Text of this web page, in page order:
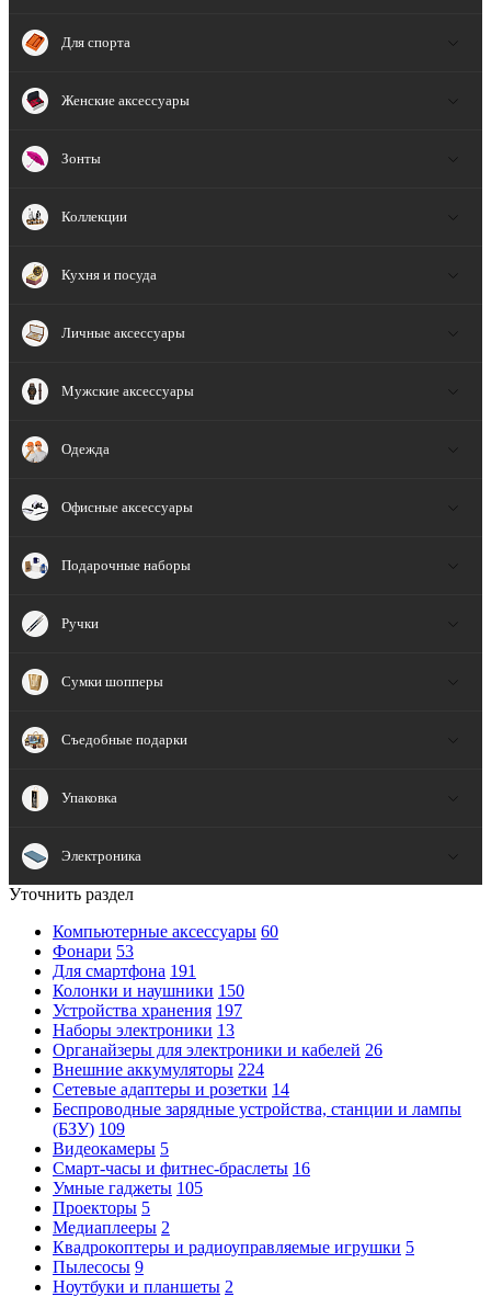
Для спорта
Женские аксессуары
Зонты
Коллекции
Кухня и посуда
Личные аксессуары
Мужские аксессуары
Одежда
Офисные аксессуары
Подарочные наборы
Ручки
Сумки шопперы
Съедобные подарки
Упаковка
Электроника
Уточнить раздел
Компьютерные аксессуары 60
Фонари 53
Для смартфона 191
Колонки и наушники 150
Устройства хранения 197
Наборы электроники 13
Органайзеры для электроники и кабелей 26
Внешние аккумуляторы 224
Сетевые адаптеры и розетки 14
Беспроводные зарядные устройства, станции и лампы
(БЗУ) 109
Видеокамеры 5
Смарт-часы и фитнес-браслеты 16
Умные гаджеты 105
Проекторы 5
Медиаплееры 2
Квадрокоптеры и радиоуправляемые игрушки 5
Пылесосы 9
Ноутбуки и планшеты 2